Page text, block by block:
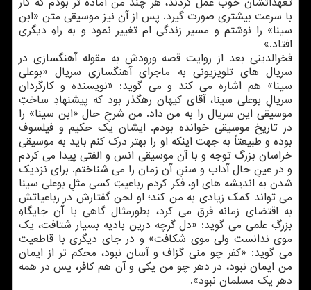
با سرعت بیشتری صورت گیرد. پس از آن نیز موسیقی متن «ابن
سینا» را نوشتم و مسیر زندگی ام تغییر نمود و به راهِ دیگری
افتاد.»
فخرالدینی بعد از روایت قصه ورودش به مقوله آهنگسازی در
سریال های تلویزیونی به ماجرای آهنگسازی سریال «بوعلی
سینا» هم اشاره می کند و می گوید: «نویسنده و کارگردان
سریالِ بوعلی سینا، آقای کیهان رهگذر بود که پیشنهادِ ساختِ
موسیقی این سریال را به من داد. من شرحِ حال «ابن سینا» را
در تاریخ موسیقی خوانده بودم. ایشان یک حکیم و فیلسوف
بوده و طبیعتاً به جهت اینکه او را بهتر درک کنم باید به موسیقی
خراسان بزرگ توجه و با آن موسیقی انس و الفتی پیدا می کردم
و در عینِ حال آداب و سننِ آن زمان را می شناختم. برای نزدیک
شدن به اندیشه های او، فکر کردم رباعیتِ کسی مثلِ بوعلی سینا
می تواند کمک زیادی به من کند؛ او لحن گفتارش در رباعیاتش
به اقتضای زمانه فرق می کرد، بطورمثال گاهی با آن جایگاهِ
بزرگِ علمی می گوید: «دل گرچه درین بادیه بسیار شتافت، یک
موی ندانست ولی موی شکافت» و در جای دیگری با قاطعیت
می گوید: «کفر چو منی گزاف و آسان نبود، محکم تر از ایمان
من ایمان نبود، در دهر چو من یکی و آن هم کافر، پس در همه
دهر یک مسلمان نبود».